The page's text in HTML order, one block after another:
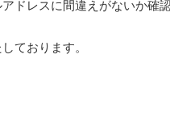
ドレスに間違えがないか確
ております。